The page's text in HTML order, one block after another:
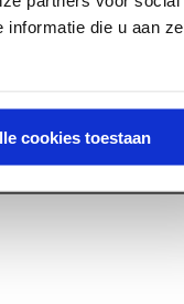
informatie die u aan ze
cookies toestaan